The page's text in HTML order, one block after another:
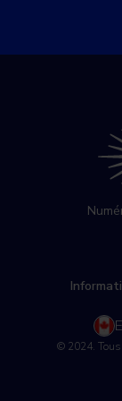
© 2024.